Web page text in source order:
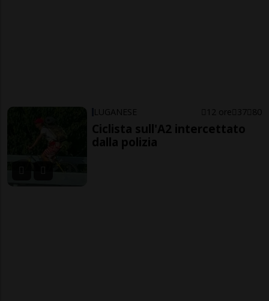
LUGANESE 12 ore 37 80
Ciclista sull'A2 intercettato
dalla polizia